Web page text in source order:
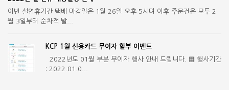
이번 설연휴기간 택배 마감일은 1월 26일 오후 5시며 이후 주문건은 모두 2
월 3일부터 순차적 발...
KCP 1월 신용카드 무이자 할부 이벤트
2022년도 01월 부분 무이자 행사 안내 드립니다. ▦ 행사기간
: 2022.01.0...